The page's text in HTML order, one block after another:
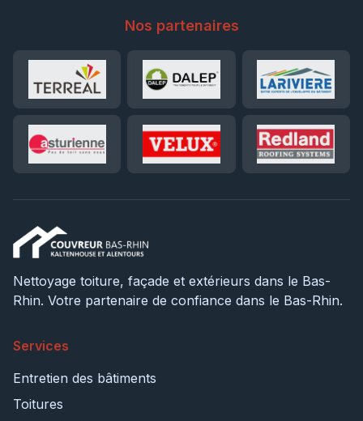
Nos partenaires
Nettoyage toiture, façade et extérieurs dans le Bas-
Rhin. Votre partenaire de confiance dans le Bas-Rhin.
Services
Entretien des bâtiments
Toitures